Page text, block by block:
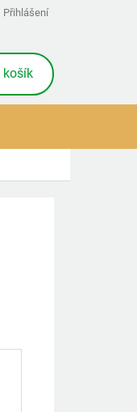
Přihlášení
košík